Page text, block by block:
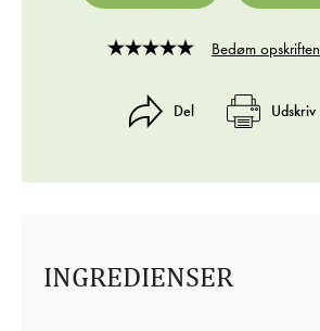
Rated
out
of
Bedøm opskriften
Del Udskriv
INGREDIENSER